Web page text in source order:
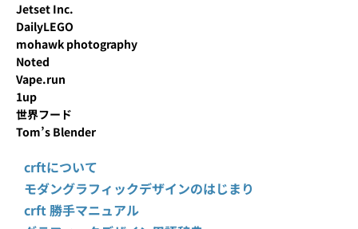
Jetset Inc.
DailyLEGO
mohawk photography
Noted
Vape.run
1up
世界フード
Tom’s Blender
crftについて
モダングラフィックデザインのはじまり
crft 勝手マニュアル